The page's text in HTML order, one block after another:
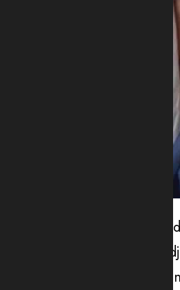
Pjevačica Marija Mikić
trenutno u bolnici u Turskoj
Ipak, njoj je teško palo to